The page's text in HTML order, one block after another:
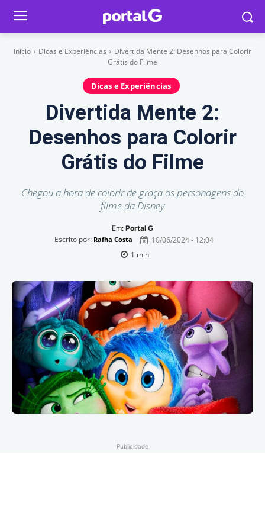
Início Dicas e Experiências
Divertida Mente 2: Desenhos para Colorir
Grátis do Filme
Dicas e Experiências
Divertida Mente 2:
Desenhos para Colorir
Grátis do Filme
Chegou a hora de colorir de graça os personagens do
filme da Disney
Em: Portal G
Escrito por: Rafha Costa
10/06/2024 - 12:04
1 min.
Publicidade